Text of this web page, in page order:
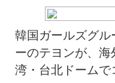
韓国ガールズグ
ーのテヨンが、
湾・台北ドームで